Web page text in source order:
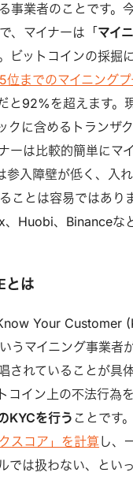
事業者のことです。
、マイナーは「 マイ
ビットコインの採掘
5位までのマイニング
と92%を超えます。
クに含めるトランザ
ーは比較的簡単にマ
参入障壁が低く、入
ことは容易ではあり
、Huobi、Binanceな
とは
Your Customer
うマイニング事業者
されていることが具
コイン上の不法行為
KYCを行う ことです
スコア」を計算し、
では扱わない、とい